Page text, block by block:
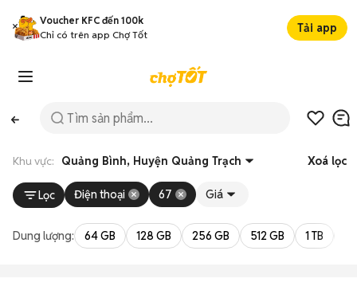
Voucher KFC đến 100k
Chỉ có trên app Chợ Tốt
Tải app
Khu vực: Quảng Bình, Huyện Quảng Trạch Xoá lọc
Lọc Điện thoại 67 Giá
Dung lượng: 64 GB 128 GB 256 GB 512 GB 1 TB